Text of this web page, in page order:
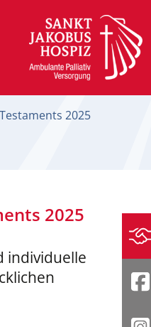
2025
2025
individuelle